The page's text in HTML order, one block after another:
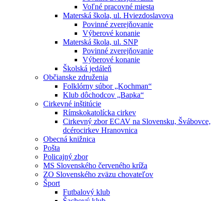
Voľné pracovné miesta
Materská škola, ul. Hviezdoslavova
Povinné zverejňovanie
Výberové konanie
Materská škola, ul. SNP
Povinné zverejňovanie
Výberové konanie
Školská jedáleň
Občianske združenia
Folklórny súbor „Kochman“
Klub dôchodcov „Bapka“
Cirkevné inštitúcie
Rímskokatolícka cirkev
Cirkevný zbor ECAV na Slovensku, Švábovce,
dcérocirkev Hranovnica
Obecná knižnica
Pošta
Policajný zbor
MS Slovenského červeného kríža
ZO Slovenského zväzu chovateľov
Šport
Futbalový klub